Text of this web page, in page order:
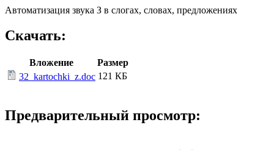
Автоматизация звука З в слогах, словах, предложениях
Скачать:
Вложение
Размер
32_kartochki_z.doc 121 КБ
Предварительный просмотр: